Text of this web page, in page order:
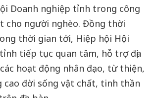
Doanh nghiệp tỉnh trong công
cho người nghèo. Đồng thời
thời gian tới, Hiệp hội Hội
tiếp tục quan tâm, hỗ trợ địa
hoạt động nhân đạo, từ thiện,
cao đời sống vật chất, tinh thần